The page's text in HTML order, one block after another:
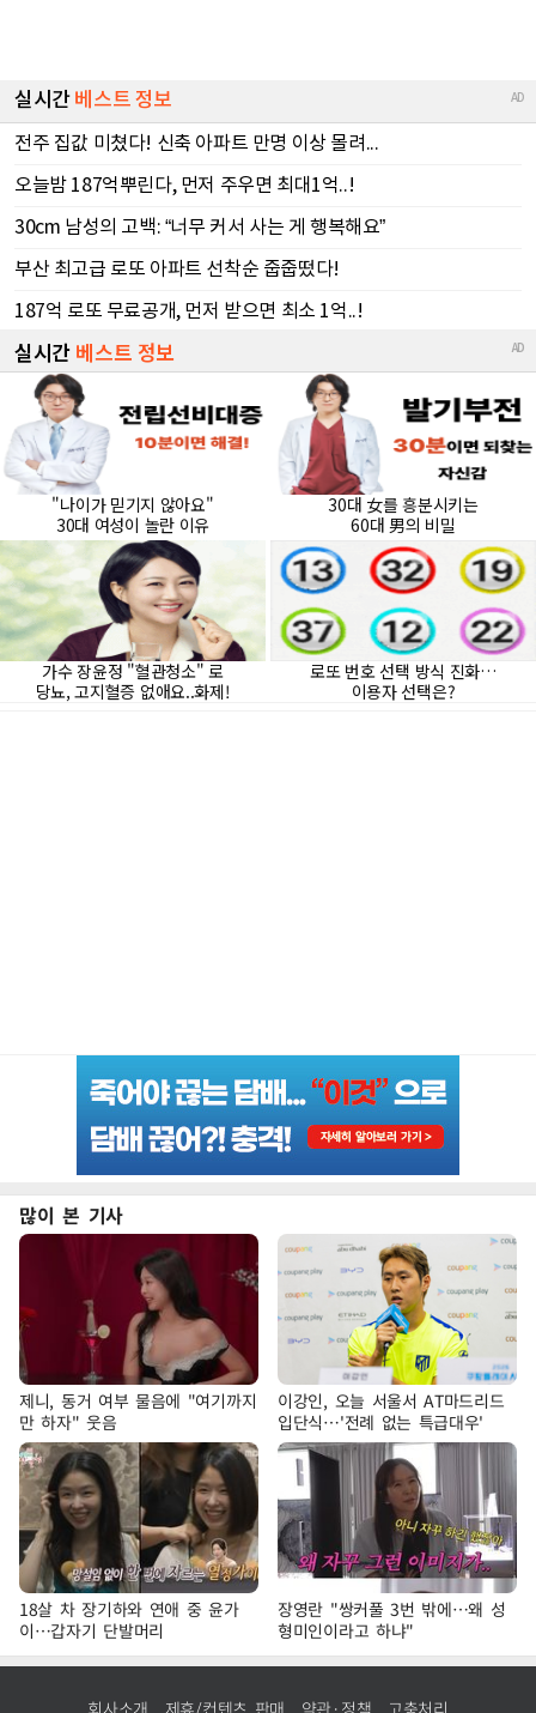
많이 본 기사
제니, 동거 여부 물음에 "여기까지
만 하자" 웃음
이강인, 오늘 서울서 AT마드리드
입단식…'전례 없는 특급대우'
18살 차 장기하와 연애 중 윤가
이…갑자기 단발머리
장영란 "쌍커풀 3번 밖에…왜 성
형미인이라고 하냐"